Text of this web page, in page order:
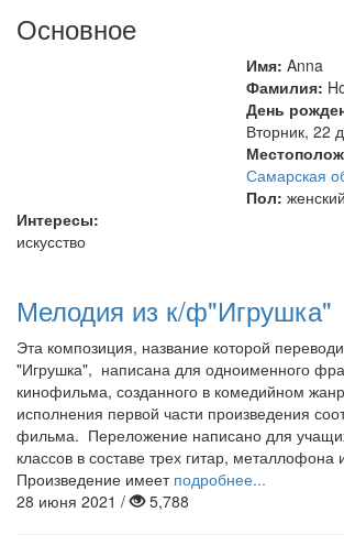
Основное
Имя: Anna
Фамилия:
День
Вторник, 22
Самарская
Пол: женский
Интересы:
искусство
Мелодия из к/ф"Игрушка"
Эта композиция, название которой
"Игрушка", написана для одноименного
кинофильма, созданного в комедийном
исполнения первой части произведения
фильма. Переложение написано для
классов в составе трех гитар, металлофона
Произведение имеет подробнее...
28 июня 2021 /
5,788